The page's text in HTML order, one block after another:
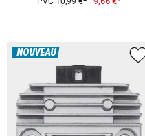
NOUVEAU